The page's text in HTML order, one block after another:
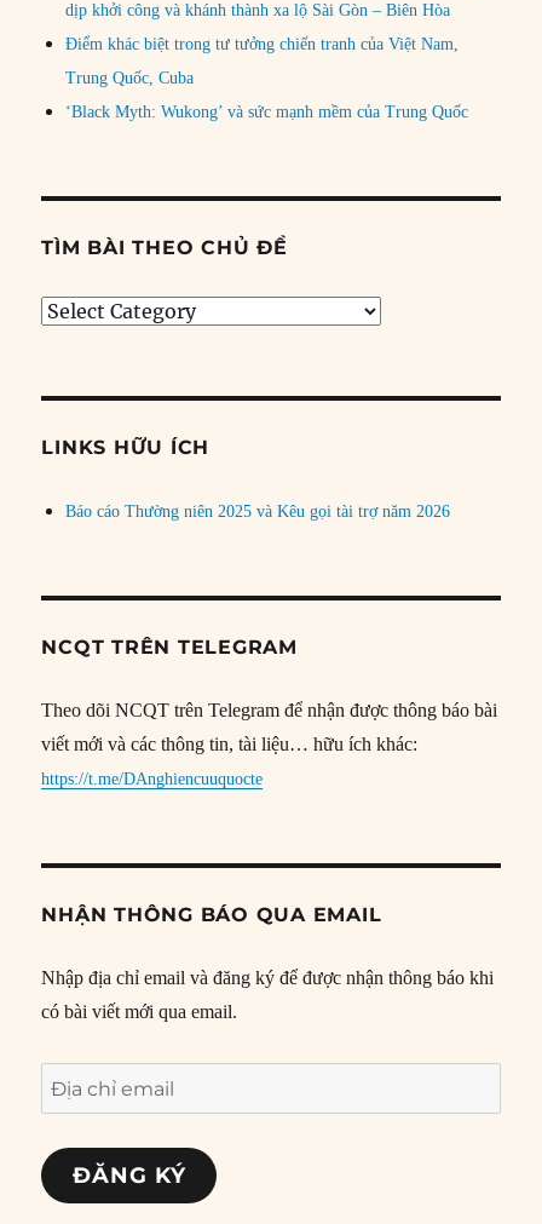
dịp khởi công và khánh thành xa lộ Sài Gòn – Biên Hòa
Điểm khác biệt trong tư tưởng chiến tranh của Việt Nam,
Trung Quốc, Cuba
‘Black Myth: Wukong’ và sức mạnh mềm của Trung Quốc
TÌM BÀI THEO CHỦ ĐỀ
Tìm
đề
LINKS HỮU ÍCH
Báo cáo Thường niên 2025 và Kêu gọi tài trợ năm 2026
NCQT TRÊN TELEGRAM
Theo dõi NCQT trên Telegram để nhận được thông báo bài
viết mới và các thông tin, tài liệu… hữu ích khác:
https://t.me/DAnghiencuuquocte
NHẬN THÔNG BÁO QUA EMAIL
Nhập địa chỉ email và đăng ký để được nhận thông báo khi
có bài viết mới qua email.
Địa
chỉ
email
ĐĂNG KÝ